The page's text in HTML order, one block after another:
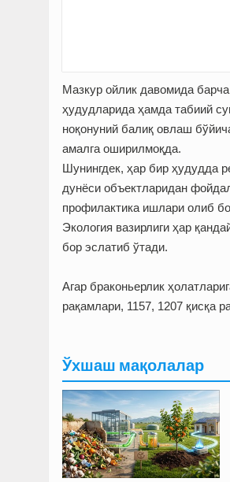
Мазкур ойлик давомида
ҳудудларида ҳамда табиий
ноқонуний балиқ овлаш
амалга оширилмоқда.
Шунингдек, ҳар бир ҳудудда
дунёси объектларидан
профилактика ишлари олиб
Экология вазирлиги ҳар
бор эслатиб ўтади.
Агар браконьерлик
рақамлари, 1157, 1207 қисқа
Ўхшаш мақолалар